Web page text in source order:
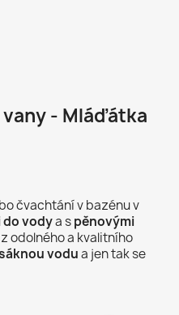
- Mláďátka
čvachtání v bazénu v
do vodya spěnovými
odolného a kvalitního
vodua jen tak se